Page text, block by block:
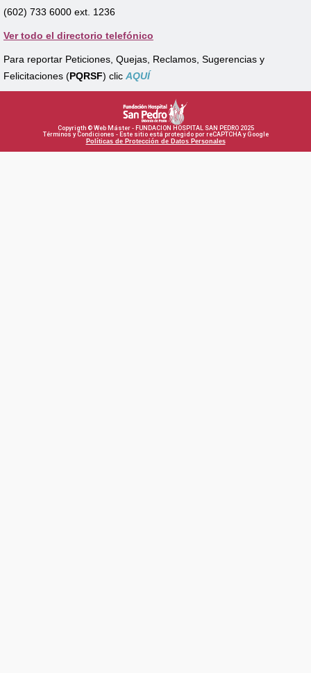
(602) 733 6000 ext. 1236
Ver todo el directorio telefónico
Para reportar Peticiones, Quejas, Reclamos, Sugerencias y
Felicitaciones (PQRSF) clic AQUÍ
Copyrigth © Web Máster - FUNDACION HOSPITAL SAN PEDRO 2025
Términos y Condiciones - Este sitio está protegido por reCAPTCHA y Google
Políticas de Protección de Datos Personales